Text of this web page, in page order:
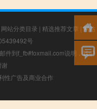
网站分类目录 | 精选推荐文章 |网站
号
件到f_fb#foxmail.com说明，我们
性广告及商业合作